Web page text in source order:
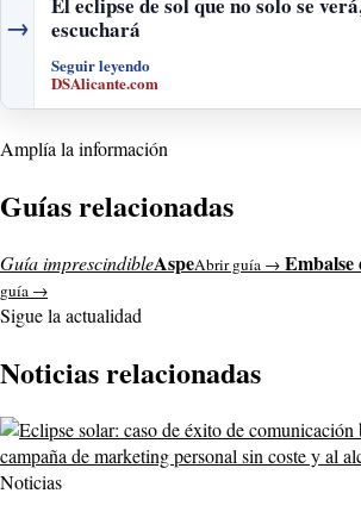
→
escuchará
Seguir leyendo
DSAlicante.com
Amplía la información
Guías relacionadas
Guía imprescindibleAspeAbrir guía →
guía →
Sigue la actualidad
Noticias relacionadas
Noticias